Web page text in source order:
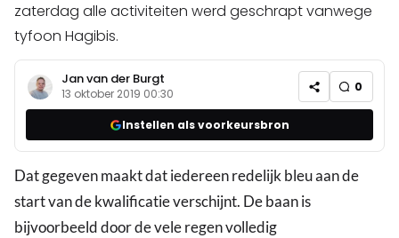
zaterdag alle activiteiten werd geschrapt vanwege
tyfoon Hagibis.
Jan van der Burgt
13 oktober 2019 00:30 0
Instellen als voorkeursbron
Dat gegeven maakt dat iedereen redelijk bleu aan de
start van de kwalificatie verschijnt. De baan is
bijvoorbeeld door de vele regen volledig